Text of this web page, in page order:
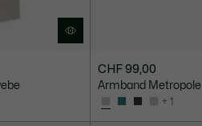
CHF 99,00
Armband Metropole
+ 1